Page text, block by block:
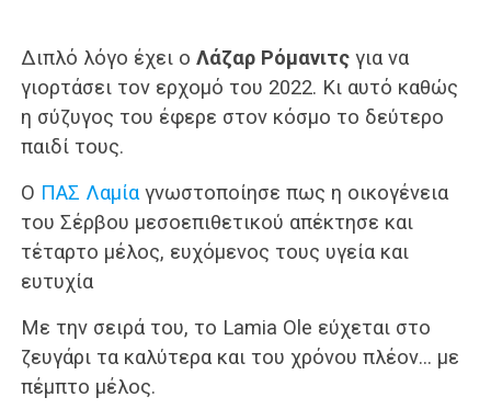
Διπλό λόγο έχει ο Λάζαρ Ρόμανιτςγια να
γιορτάσει τον ερχομό του 2022. Κι αυτό καθώς
η σύζυγος του έφερε στον κόσμο το δεύτερο
παιδί τους.
Ο ΠΑΣ Λαμίαγνωστοποίησε πως η οικογένεια
του Σέρβου μεσοεπιθετικού απέκτησε και
τέταρτο μέλος, ευχόμενος τους υγεία και
ευτυχία
Με την σειρά του, το Lamia Ole εύχεται στο
ζευγάρι τα καλύτερα και του χρόνου πλέον… με
πέμπτο μέλος.